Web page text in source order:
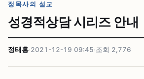
정목사의 설교
성경적상담 시리즈 안내
정태홍·2021-12-19 09:45·조회 2,776